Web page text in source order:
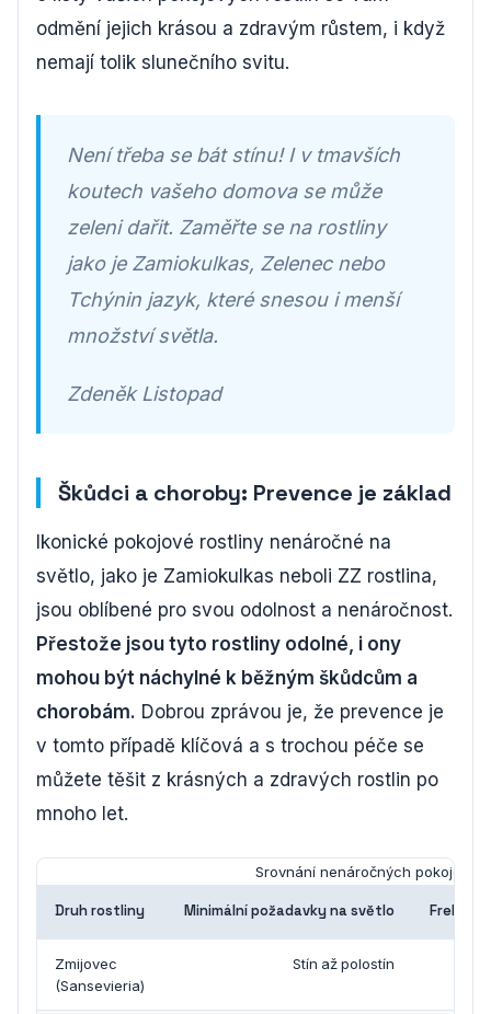
odmění jejich krásou a zdravým růstem, i když
nemají tolik slunečního svitu.
Není třeba se bát stínu! I v tmavších
koutech vašeho domova se může
zeleni dařit. Zaměřte se na rostliny
jako je Zamiokulkas, Zelenec nebo
Tchýnin jazyk, které snesou i menší
množství světla.
Zdeněk Listopad
Škůdci a choroby: Prevence je základ
Ikonické pokojové rostliny nenáročné na
světlo, jako je Zamiokulkas neboli ZZ rostlina,
jsou oblíbené pro svou odolnost a nenáročnost.
Přestože jsou tyto rostliny odolné, i ony
mohou být náchylné k běžným škůdcům a
chorobám. Dobrou zprávou je, že prevence je
v tomto případě klíčová a s trochou péče se
můžete těšit z krásných a zdravých rostlin po
mnoho let.
Srovnání nenáročných
Druh rostliny Minimální požadavky na světlo
Zmijovec
(Sansevieria)
Stín až polostín